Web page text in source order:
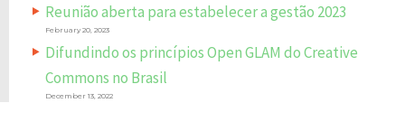
Reunião aberta para estabelecer a gestão 2023
February 20, 2023
Difundindo os princípios Open GLAM do Creative
Commons no Brasil
December 13, 2022